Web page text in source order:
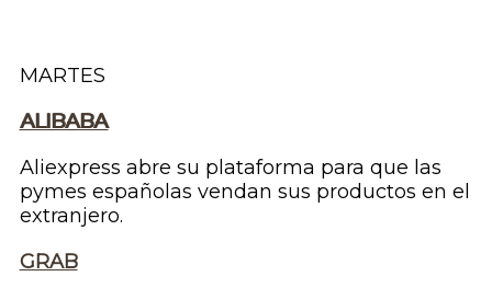
MARTES
ALIBABA
Aliexpress abre su plataforma para que las
pymes españolas vendan sus productos en el
extranjero.
GRAB